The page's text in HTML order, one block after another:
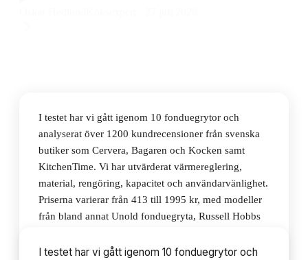
I testet har vi gått igenom 10 fonduegrytor och
analyserat över 1200 kundrecensioner från svenska
butiker som Cervera, Bagaren och Kocken samt
KitchenTime. Vi har utvärderat värmereglering,
material, rengöring, kapacitet och användarvänlighet.
Priserna varierar från 413 till 1995 kr, med modeller
från bland annat Unold fonduegryta, Russell Hobbs
I testet har vi gått igenom 10 fonduegrytor och